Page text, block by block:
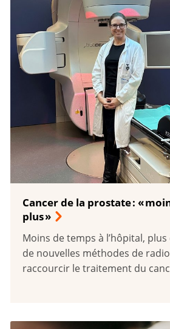
Cancer de la prostate : «
plus »
Moins de temps à l’hôpital,
de nouvelles méthodes de
raccourcir le traitement du